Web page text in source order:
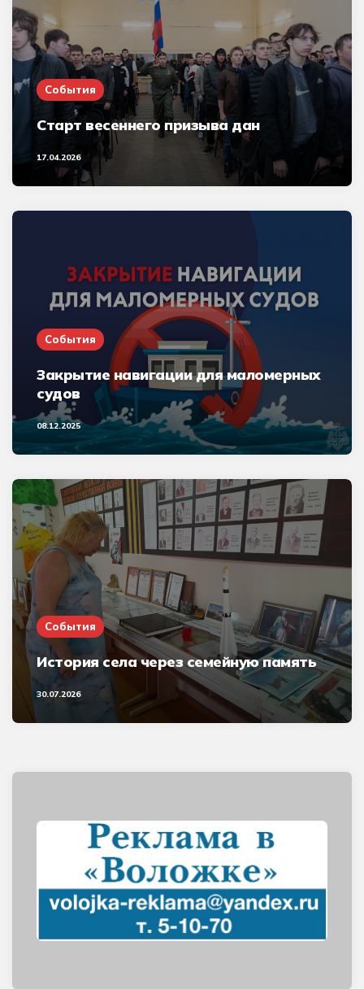
События
Старт весеннего призыва дан
17.04.2026
События
Закрытие навигации для маломерных
судов
08.12.2025
События
История села через семейную память
30.07.2026